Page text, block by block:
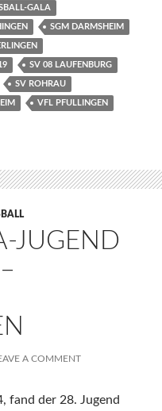
GALA
SGM DARMSHEIM
SV 08 LAUFENBURG
SV ROHRAU
VFL PFULLINGEN
JUGEND
A COMMENT
fand der 28. Jugend